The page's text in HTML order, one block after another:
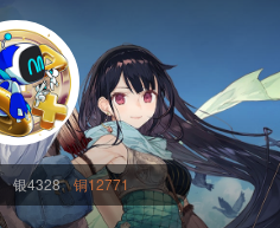
银4328 铜12771